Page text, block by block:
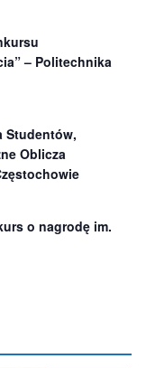
– Politechnika
Studentów,
Oblicza
o nagrodę im.